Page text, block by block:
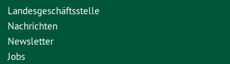
Landesgeschäftsstelle
Nachrichten
Newsletter
Jobs